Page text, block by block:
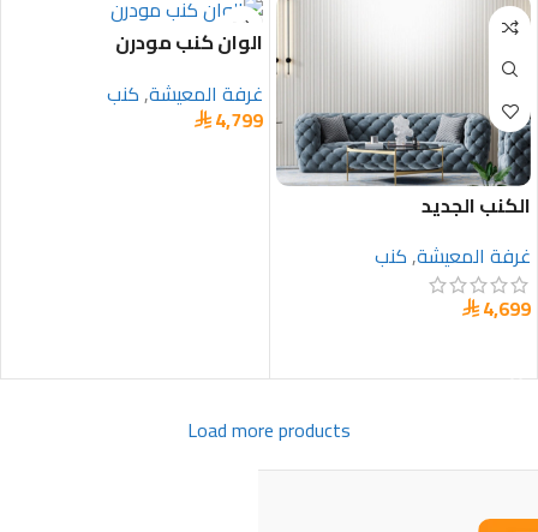
الكنب الجديد
غرفة المعيشة,كنب
4,699
الوان كنب مودرن
غرفة المعيشة,كنب
4,799
Load more products